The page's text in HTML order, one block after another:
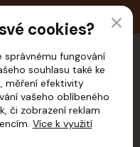
CZK
cookies?
správnému fungování
souhlasu také ke
měření efektivity
vašeho oblíbeného
či zobrazení reklam
Více k využití